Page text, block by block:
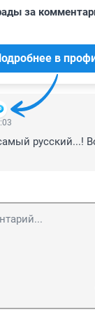
за
в
русский...!